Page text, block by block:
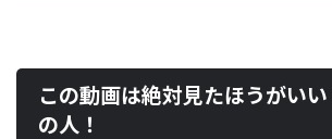
この動画は絶対見たほうがい
の人！